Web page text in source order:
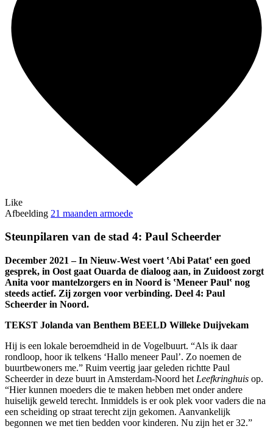
Like
Afbeelding 21 maanden armoede
Steunpilaren van de stad 4: Paul Scheerder
December 2021 – In Nieuw-West voert ‛Abi Patat‛ een goed
gesprek, in Oost gaat Ouarda de dialoog aan, in Zuidoost zorgt
Anita voor mantelzorgers en in Noord is ‛Meneer Paul‛ nog
steeds actief. Zij zorgen voor verbinding. Deel 4: Paul
Scheerder in Noord.
TEKST Jolanda van Benthem BEELD Willeke Duijvekam
Hij is een lokale beroemdheid in de Vogelbuurt. “Als ik daar
rondloop, hoor ik telkens ‘Hallo meneer Paul’. Zo noemen de
buurtbewoners me.” Ruim veertig jaar geleden richtte Paul
Scheerder in deze buurt in Amsterdam-Noord het Leefkringhuis op.
“Hier kunnen moeders die te maken hebben met onder andere
huiselijk geweld terecht. Inmiddels is er ook plek voor vaders die na
een scheiding op straat terecht zijn gekomen. Aanvankelijk
begonnen we met tien bedden voor kinderen. Nu zijn het er 32.”